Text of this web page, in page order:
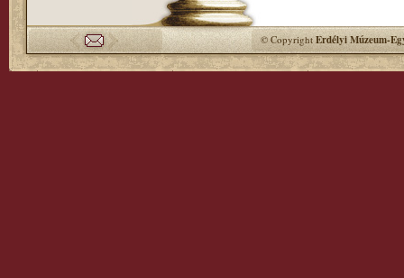
© CopyrightErdélyi Múzeum-